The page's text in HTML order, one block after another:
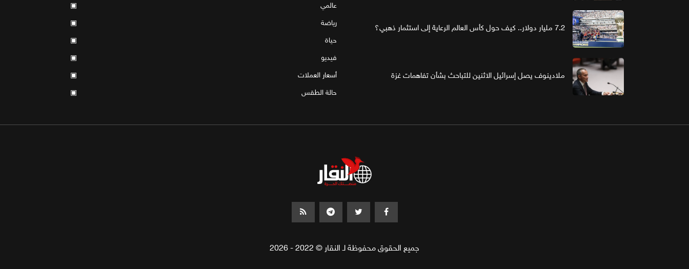
7.2 مليار دولار.. كيف حول كأس العالم الرعاية إلى استثمار ذهبي؟
ملادينوف يصل إسرائيل الاثنين للتباحث بشأن تفاهمات غزة
عالمي
▣
رياضة
▣
حياة
▣
فيديو
▣
أسعار العملات
▣
حالة الطقس
▣
جميع الحقوق محفوظة لـ النقار © 2022 - 2026